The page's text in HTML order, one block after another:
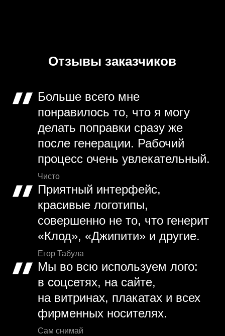
Отзывы заказчиков
Больше всего мне
понравилось то, что я могу
делать поправки сразу же
после генерации. Рабочий
процесс очень увлекательный.
Чисто
Приятный интерфейс,
красивые логотипы,
совершенно не то, что генерит
«Клод», «Джипити» и другие.
Егор Табула
Мы во всю используем лого:
в соцсетях, на сайте,
на витринах, плакатах и всех
фирменных носителях.
Сам снимай